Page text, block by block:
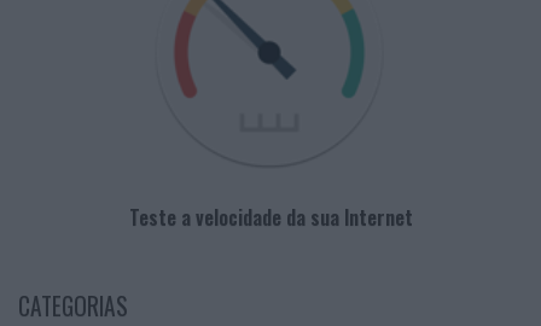
Teste a velocidade da sua Internet
CATEGORIAS